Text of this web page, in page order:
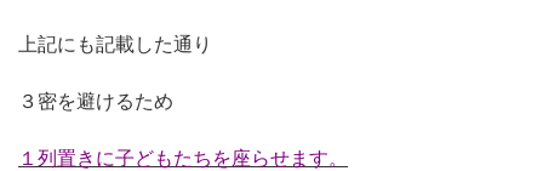
上記にも記載した通り
３密を避けるため
１列置きに子どもたちを座らせます。